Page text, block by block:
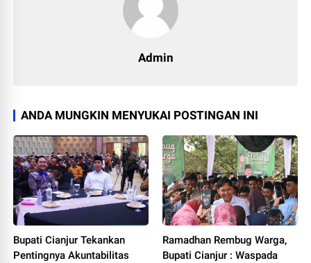
Admin
ANDA MUNGKIN MENYUKAI POSTINGAN INI
Bupati Cianjur Tekankan
Pentingnya Akuntabilitas
Ramadhan Rembug Warga,
Bupati Cianjur : Waspada